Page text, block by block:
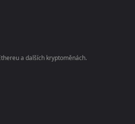
a dalších kryptoměnách.